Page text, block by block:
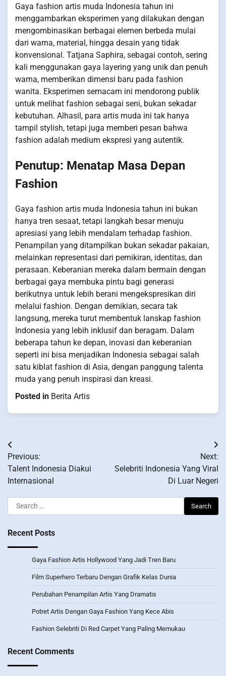
Gaya fashion artis muda Indonesia tahun ini
menggambarkan eksperimen yang dilakukan dengan
mengombinasikan berbagai elemen berbeda mulai
dari warna, material, hingga desain yang tidak
konvensional. Tatjana Saphira, sebagai contoh, sering
kali menggunakan gaya layering yang unik dan penuh
warna, memberikan dimensi baru pada fashion
wanita. Eksperimen semacam ini mendorong publik
untuk melihat fashion sebagai seni, bukan sekadar
kebutuhan. Alhasil, para artis muda ini tak hanya
tampil stylish, tetapi juga memberi pesan bahwa
fashion adalah medium ekspresi yang autentik.
Penutup: Menatap Masa Depan
Fashion
Gaya fashion artis muda Indonesia tahun ini bukan
hanya tren sesaat, tetapi langkah besar menuju
apresiasi yang lebih mendalam terhadap fashion.
Penampilan yang ditampilkan bukan sekadar pakaian,
melainkan representasi dari pemikiran, identitas, dan
perasaan. Keberanian mereka dalam bermain dengan
berbagai gaya membuka pintu bagi generasi
berikutnya untuk lebih berani mengekspresikan diri
melalui fashion. Dengan demikian, secara tak
langsung, mereka turut membentuk lanskap fashion
Indonesia yang lebih inklusif dan beragam. Dalam
beberapa tahun ke depan, inovasi dan keberanian
seperti ini bisa menjadikan Indonesia sebagai salah
satu kiblat fashion di Asia, dengan panggung talenta
muda yang penuh inspirasi dan kreasi.
Posted in Berita Artis
Post
navigation
Previous:
Talent Indonesia Diakui
Internasional
Next:
Selebriti Indonesia Yang Viral
Di Luar Negeri
Search
for:
Recent Posts
Gaya Fashion Artis Hollywood Yang Jadi Tren Baru
Film Superhero Terbaru Dengan Grafik Kelas Dunia
Perubahan Penampilan Artis Yang Dramatis
Potret Artis Dengan Gaya Fashion Yang Kece Abis
Fashion Selebriti Di Red Carpet Yang Paling Memukau
Recent Comments